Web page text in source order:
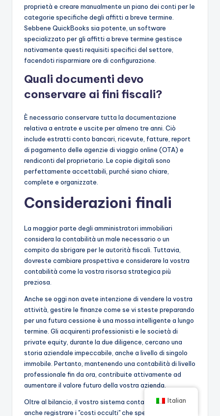
proprietà e creare manualmente un piano dei conti per le
categorie specifiche degli affitti a breve termine.
Sebbene QuickBooks sia potente, un software
specializzato per gli affitti a breve termine gestisce
nativamente questi requisiti specifici del settore,
facendoti risparmiare ore di configurazione.
Quali documenti devo
conservare ai fini fiscali?
È necessario conservare tutta la documentazione
relativa a entrate e uscite per almeno tre anni. Ciò
include estratti conto bancari, ricevute, fatture, report
di pagamento delle agenzie di viaggio online (OTA) e
rendiconti del proprietario. Le copie digitali sono
perfettamente accettabili, purché siano chiare,
complete e organizzate.
Considerazioni finali
La maggior parte degli amministratori immobiliari
considera la contabilità un male necessario o un
compito da sbrigare per le autorità fiscali. Tuttavia,
dovreste cambiare prospettiva e considerare la vostra
contabilità come la vostra risorsa strategica più
preziosa.
Anche se oggi non avete intenzione di vendere la vostra
attività, gestire le finanze come se vi steste preparando
per una futura cessione è una mossa intelligente a lungo
termine. Gli acquirenti professionisti e le società di
private equity, durante la due diligence, cercano una
storia aziendale impeccabile, anche a livello di singolo
immobile. Pertanto, mantenendo una contabilità di livello
professionale fin da ora, contribuite attivamente ad
aumentare il valore futuro della vostra azienda.
Oltre al bilancio, il vostro sistema contabile dovrebbe
anche registrare i "costi occulti" che spesso non
Italian